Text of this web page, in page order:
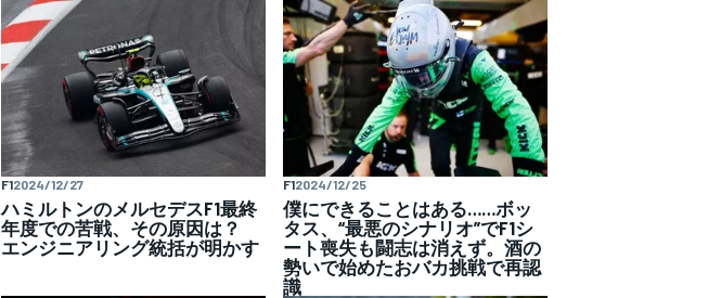
F12024/12/27
ハミルトンのメルセデスF1最終
年度での苦戦、その原因は？
エンジニアリング統括が明かす
F12024/12/25
僕にできることはある……ボッ
タス、“最悪のシナリオ”でF1シ
ート喪失も闘志は消えず。酒の
勢いで始めたおバカ挑戦で再認
識